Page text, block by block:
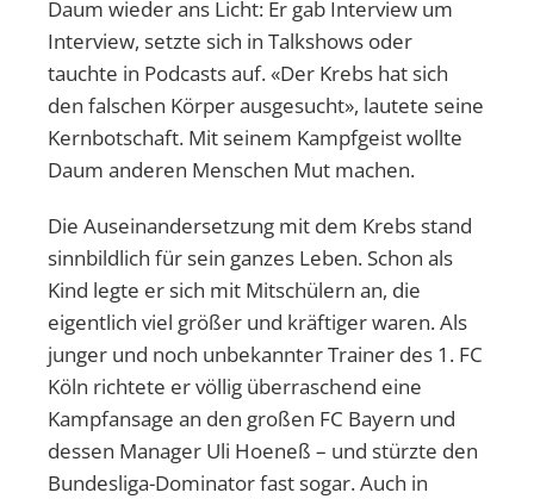
Daum wieder ans Licht: Er gab Interview um
Interview, setzte sich in Talkshows oder
tauchte in Podcasts auf. «Der Krebs hat sich
den falschen Körper ausgesucht», lautete seine
Kernbotschaft. Mit seinem Kampfgeist wollte
Daum anderen Menschen Mut machen.
Die Auseinandersetzung mit dem Krebs stand
sinnbildlich für sein ganzes Leben. Schon als
Kind legte er sich mit Mitschülern an, die
eigentlich viel größer und kräftiger waren. Als
junger und noch unbekannter Trainer des 1. FC
Köln richtete er völlig überraschend eine
Kampfansage an den großen FC Bayern und
dessen Manager Uli Hoeneß – und stürzte den
Bundesliga-Dominator fast sogar. Auch in